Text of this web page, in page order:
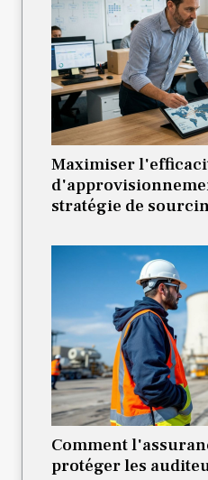
Maximiser
stratégie de
Comment
protéger les